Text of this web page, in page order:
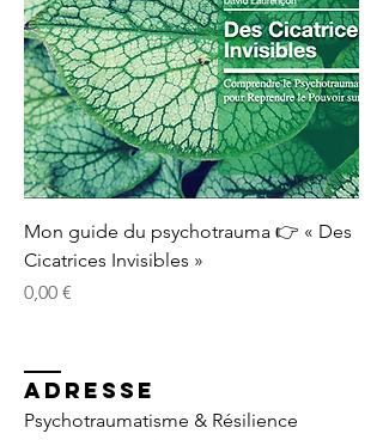
Mon guide du psychotrauma 👉 « Des
Cicatrices Invisibles »
Prix
0,00 €
ADRESSE
Psychotraumatisme & Résilience